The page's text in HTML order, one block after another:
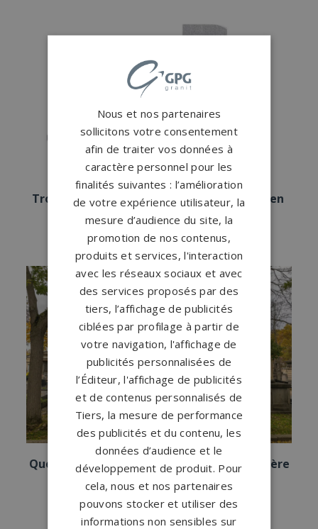
Trouver la paix avec une pierre tombale zen
Octobre 2023-Monument Funéraire
Quel est le prix d’une concession en cimetière
?
Octobre 2023-Cimetière
Nous et nos partenaires
sollicitons votre consentement
afin de traiter vos données à
caractère personnel pour les
finalités suivantes : l’amélioration
de votre expérience utilisateur, la
mesure d’audience du site, la
promotion de nos contenus,
produits et services, l'interaction
avec les réseaux sociaux et avec
des services proposés par des
tiers, l’affichage de publicités
ciblées par profilage à partir de
votre navigation, l'affichage de
publicités personnalisées de
l’Éditeur, l'affichage de publicités
et de contenus personnalisés de
Tiers, la mesure de performance
des publicités et du contenu, les
données d’audience et le
développement de produit. Pour
cela, nous et nos partenaires
pouvons stocker et utiliser des
informations non sensibles sur